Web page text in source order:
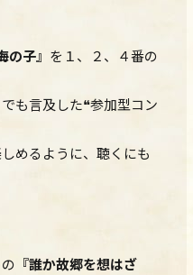
の子』 を１、２、４番の
でも言及した❝参加型コン
めるように、聴くにも
『誰か故郷を想はざ